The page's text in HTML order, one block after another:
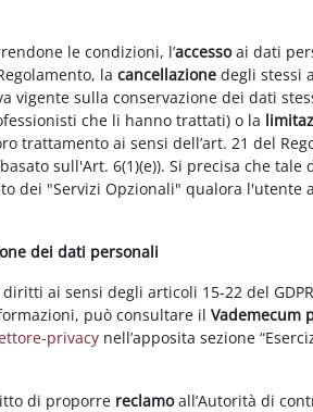
le condizioni, l’accessoai dati
lacancellazione degli stessi
vigente sulla conservazione dei dati
che li hanno trattati) o la
trattamento ai sensi dell’art. 21 del
sull'Art. 6(1)(e)). Si precisa che tale
dei "Servizi Opzionali" qualora l'utente
dei dati personali
ai sensi degli articoli 15-22 del
può consultare ilVademecum
privacy nell’apposita sezione
di proporre reclamoall’Autorità di